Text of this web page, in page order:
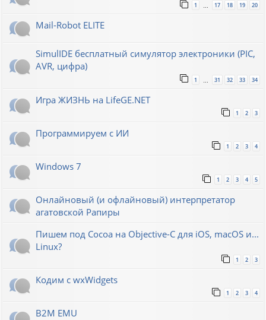
1 … 17 18 19 20
Mail-Robot ELITE
SimulIDE бесплатный симулятор электроники (PIC,
AVR, цифра)
1 31 32 33 34
Игра ЖИЗНЬ на LifeGE.NET
1 2 3
Программируем с ИИ
1 2 3 4
Windows 7
1 2 3 4 5
Онлайновый (и офлайновый) интерпретатор
агатовской Рапиры
Пишем под Cocoa на Objective-C для iOS, macOS и...
Linux?
1 2 3
Кодим с wxWidgets
1 2 3 4
B2M EMU